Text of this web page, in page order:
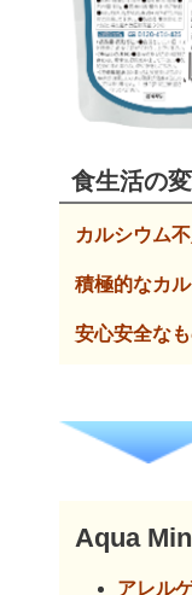
食生活の
カルシウム
積極的なカ
安心安全な
Aqua
アレル